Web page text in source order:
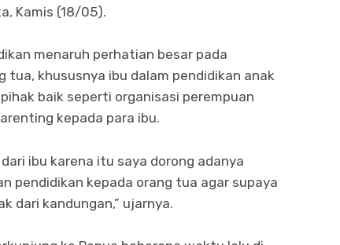
Kamis (18/05).
menaruh perhatian besar pada
tua, khususnya ibu dalam pendidikan anak
baik seperti organisasi perempuan
kepada para ibu.
ibu karena itu saya dorong adanya
pendidikan kepada orang tua agar supaya
dari kandungan,” ujarnya.